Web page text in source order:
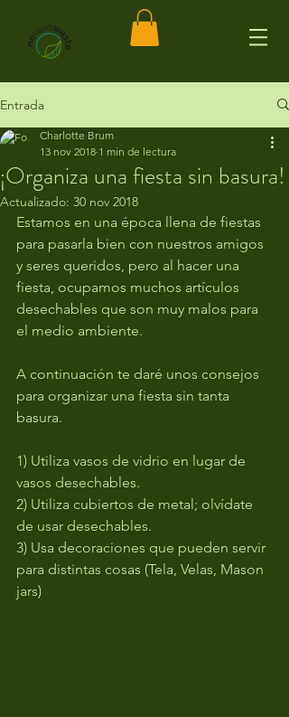
Entrada
¡Organiza una fiesta sin basura!
Charlotte Brum
13 nov 2018 1 min de lectura
Actualizado: 30 nov 2018
Estamos en una época llena de fiestas
para pasarla bien con nuestros amigos
y seres queridos, pero al hacer una
fiesta, ocupamos muchos artículos
desechables que son muy malos para
el medio ambiente.
A continuación te daré unos consejos
para organizar una fiesta sin tanta
basura.
1) Utiliza vasos de vidrio en lugar de
vasos desechables.
2) Utiliza cubiertos de metal; olvídate
de usar desechables.
3) Usa decoraciones que pueden servir
para distintas cosas (Tela, Velas, Mason
jars)